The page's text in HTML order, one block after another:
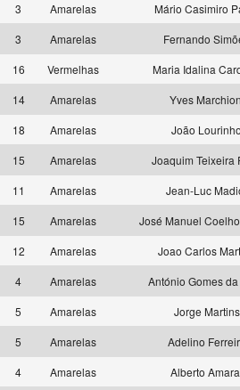
3 Amarelas
Mário Casimiro
3 Amarelas
Fernando
16 Vermelhas
Maria Idalina
14 Amarelas
Yves
18 Amarelas
João
15 Amarelas
Joaquim Teixeira
11 Amarelas
Jean-Luc
15 Amarelas
José Manuel
12 Amarelas
Joao Carlos
4 Amarelas
António Gomes
5 Amarelas
Jorge Martins
5 Amarelas
Adelino
4 Amarelas
Alberto